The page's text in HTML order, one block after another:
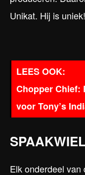
Unikat. Hij is
Chopper Chief:
voor Tony’s
Elk onderdeel van